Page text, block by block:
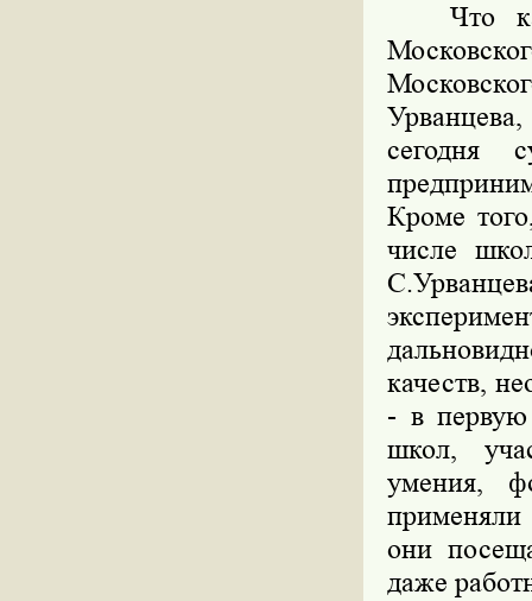
Что
Урванцева,
сегодня
Кроме
числе
качеств,
- в
школ,
умения,
применяли
они
даже